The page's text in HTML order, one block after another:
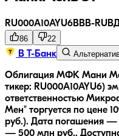
RU000A10AYU6BBB-RUB
86 22
В Т-Банк
Облигация МФК Мани
тикер: RU000A10AYU6)
ответственностью
Мен" торгуется по цене
руб.). Дата погашения —
— 500 млн руб..